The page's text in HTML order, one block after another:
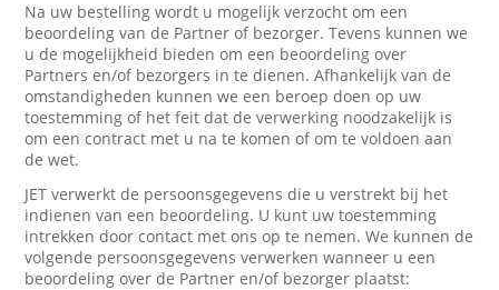
Na uw bestelling wordt u mogelijk verzocht om een
beoordeling van de Partner of bezorger. Tevens kunnen we
u de mogelijkheid bieden om een beoordeling over
Partners en/of bezorgers in te dienen. Afhankelijk van de
omstandigheden kunnen we een beroep doen op uw
toestemming of het feit dat de verwerking noodzakelijk is
om een contract met u na te komen of om te voldoen aan
de wet.
JET verwerkt de persoonsgegevens die u verstrekt bij het
indienen van een beoordeling. U kunt uw toestemming
intrekken door contact met ons op te nemen. We kunnen de
volgende persoonsgegevens verwerken wanneer u een
beoordeling over de Partner en/of bezorger plaatst: